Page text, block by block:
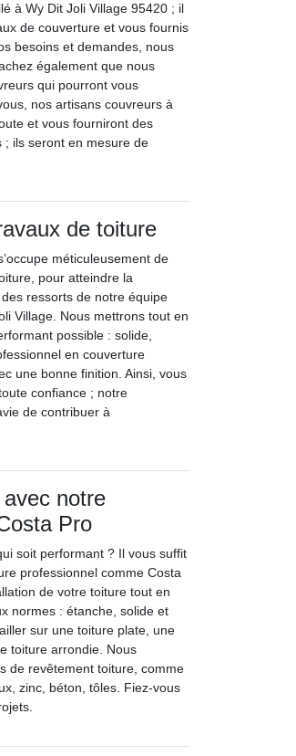
à Wy Dit Joli Village 95420 ; il
de couverture et vous fournis
besoins et demandes, nous
également que nous
qui pourront vous
nos artisans couvreurs à
et vous fourniront des
; ils seront en mesure de
de toiture
méticuleusement de
pour atteindre la
ressorts de notre équipe
Village. Nous mettrons tout en
possible : solide,
en couverture
une bonne finition. Ainsi, vous
confiance ; notre
de contribuer à
notre
Pro
soit performant ? Il vous suffit
professionnel comme Costa
de votre toiture tout en
normes : étanche, solide et
sur une toiture plate, une
toiture arrondie. Nous
de revêtement toiture, comme
zinc, béton, tôles. Fiez-vous